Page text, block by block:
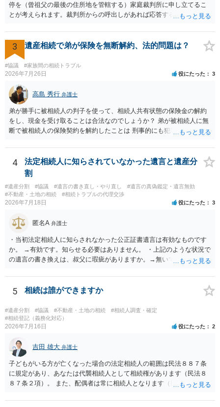
停を（曾祖父の最後の住所地を管轄する）家庭裁判所に申し立てるこ
とが考えられます。裁判所からの呼出しがあれば応答する可能性がま
能と思われます。時間が思った以上にないので必要書類をてきぱきと
揃える必要があります。その点是非御注意ください。
3 遺産相続で弟が保険を無断解約、法的問題は？
#協議 #家族間の相続トラブル
2026年7月26日 役にたった 3
高島 秀行 弁護士
弟が勝手に被相続人の判子を使って、相続人共有状態の保険金の解約
をし、現金を受け取ることは合法なのでしょうか？ 弟が被相続人に無
断で被相続人の保険契約を解約したことは 刑事的にも犯罪となる可能
された書類のコピーを取得して、弁護士に面談で詳しい事情を話して
相談 されたら良いと思います。
4
法定相続人に知らされていなかった遺言と遺産分
割
#遺産分割 #協議 #遺言の書き直し・やり直し
#遺言の真偽鑑定・遺言無効
#不動産・土地の相続
#相続トラブルの代理交渉
2026年7月18日 役にたった 3
匿名A 弁護士
・当初法定相続人に知らされなかった公正証書遺言は有効なものです
か。 →有効です。知らせる必要はありません。 ・上記のような状況で
の遺言の書き換えは、叔父に瑕疵がありますか。→無いです。 ・分割
ますか。 →本人が自由に決められますので、どこが妥当とは言えない
です。客観的な基準もありません。 ・できれば穏やかに、分割を拒否
することはできますか。 →分割を拒否するということは、遺産はいら
ないということでしょうか。遺言で、受取を指定されててもいらない
と拒否することはできます。理由を説明する必要はありません。
5 相続は誰ができますか
#遺産分割 #協議 #不動産・土地の相続
#相続人調査・確定
#相続登記（義務化対応）
2026年7月16日 役にたった 2
吉田 雄大 弁護士
子どもがいる方が亡くなった場合の法定相続人の範囲は民法８８７条
に規定があり、あなたは代襲相続人として相続権があります（民法８
８７条２項）。 また、配偶者は常に相続人となります（民法８９０
も相続権があります。つまり、孫５人に加えて「おじ又はおば」にも